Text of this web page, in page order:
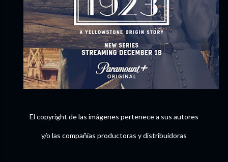
El copyright de las imágenes pertenece a sus autores
y/o las compañías productoras y distribuidoras